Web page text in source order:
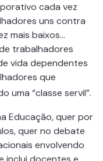
cada vez
uns contra
mais baixos…
trabalhadores
vida dependentes
que
uma “classe servil”.
Educação, quer por
quer no debate
envolvendo